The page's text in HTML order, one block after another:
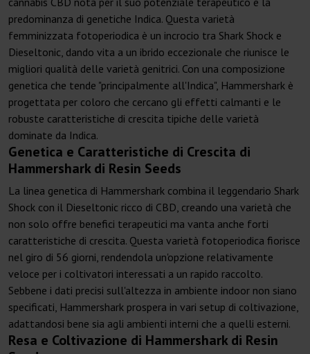
predominanza di genetiche Indica. Questa varietà
femminizzata fotoperiodica è un incrocio tra Shark Shock e
Dieseltonic, dando vita a un ibrido eccezionale che riunisce le
migliori qualità delle varietà genitrici. Con una composizione
genetica che tende "principalmente all'Indica", Hammershark è
progettata per coloro che cercano gli effetti calmanti e le
robuste caratteristiche di crescita tipiche delle varietà
dominate da Indica.
Genetica e Caratteristiche di Crescita di
Hammershark di Resin Seeds
La linea genetica di Hammershark combina il leggendario Shark
Shock con il Dieseltonic ricco di CBD, creando una varietà che
non solo offre benefici terapeutici ma vanta anche forti
caratteristiche di crescita. Questa varietà fotoperiodica fiorisce
nel giro di 56 giorni, rendendola un'opzione relativamente
veloce per i coltivatori interessati a un rapido raccolto.
Sebbene i dati precisi sull'altezza in ambiente indoor non siano
specificati, Hammershark prospera in vari setup di coltivazione,
adattandosi bene sia agli ambienti interni che a quelli esterni.
Resa e Coltivazione di Hammershark di Resin